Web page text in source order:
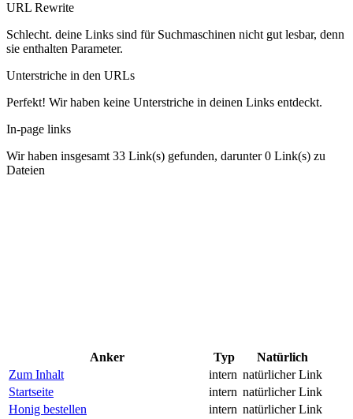
URL Rewrite
Schlecht. deine Links sind für Suchmaschinen nicht gut lesbar, denn
sie enthalten Parameter.
Unterstriche in den URLs
Perfekt! Wir haben keine Unterstriche in deinen Links entdeckt.
In-page links
Wir haben insgesamt 33 Link(s) gefunden, darunter 0 Link(s) zu
Dateien
Anker Typ
Natürlich
Zum Inhalt
intern natürlicher Link
Startseite
intern natürlicher Link
Honig bestellen
intern natürlicher Link